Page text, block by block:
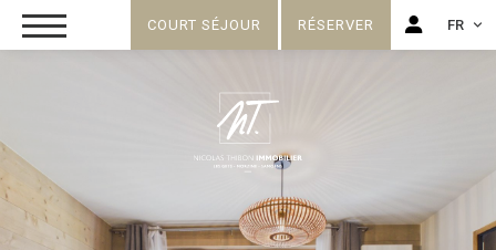
COURT SÉJOUR RÉSERVER FR